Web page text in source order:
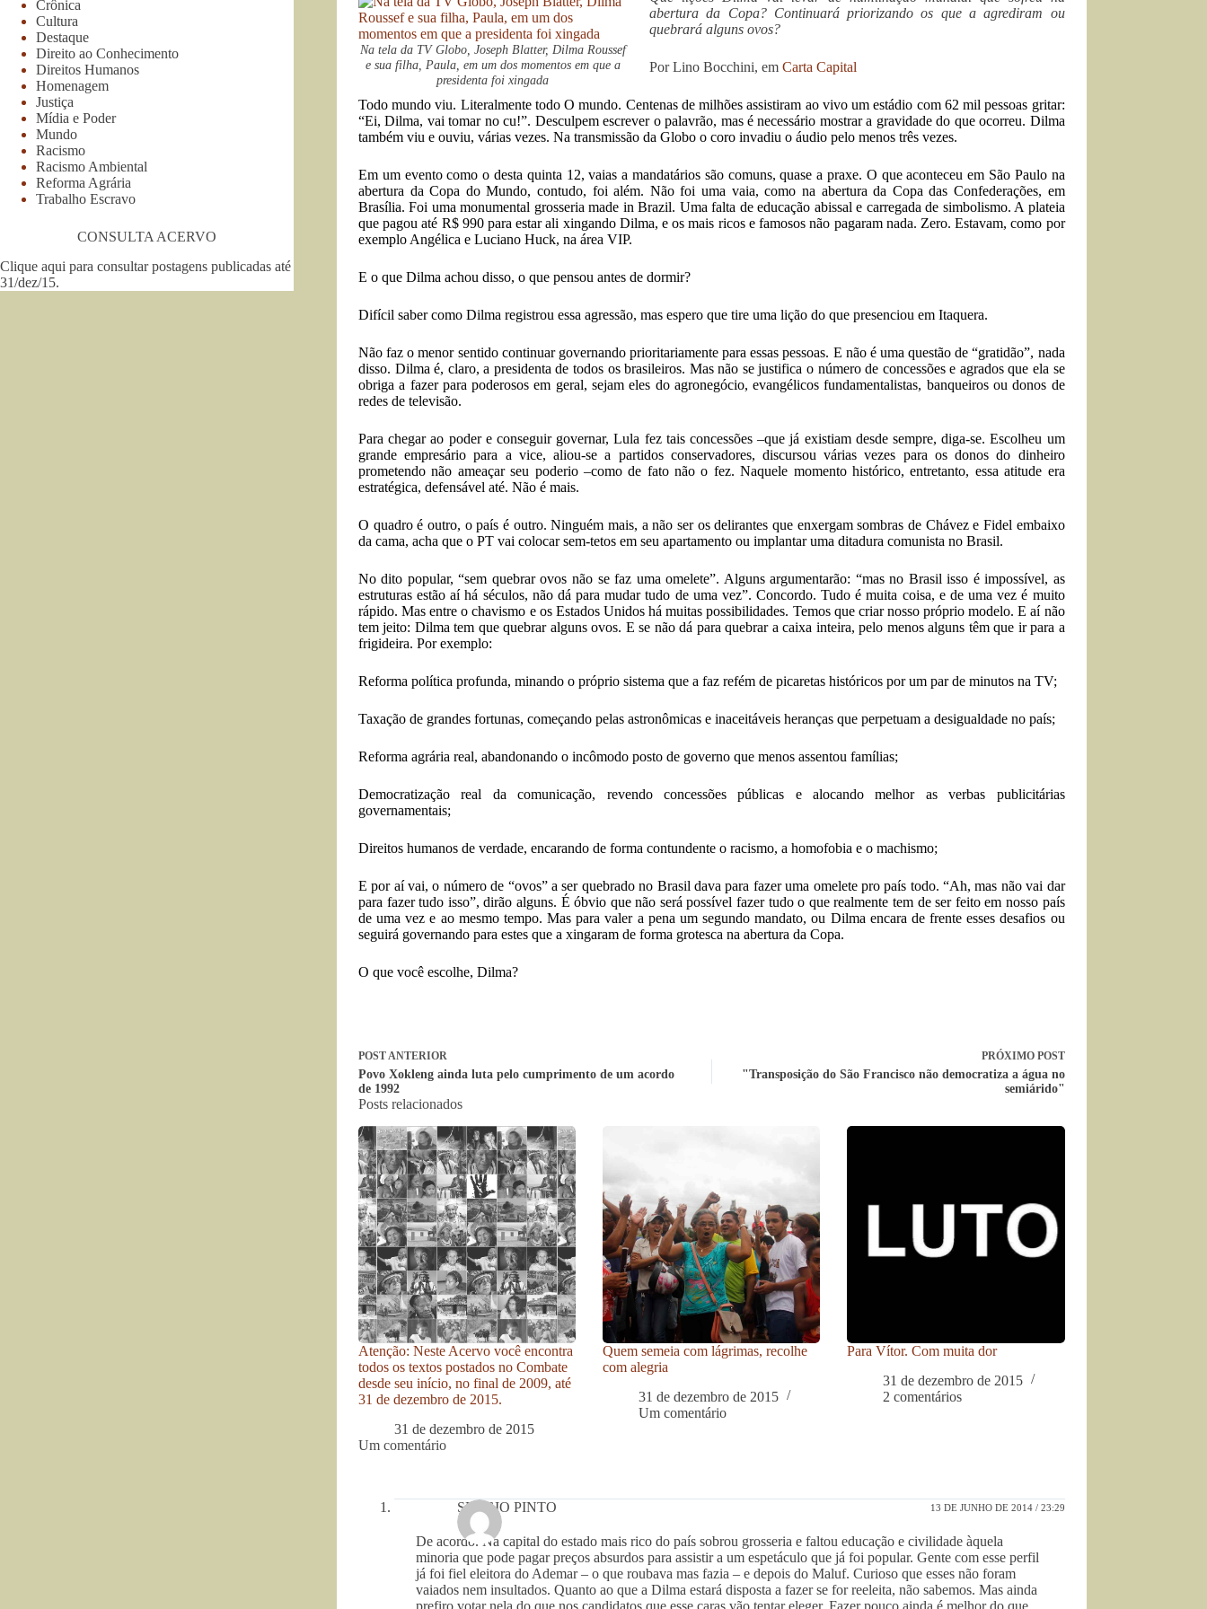
Na tela da TV Globo, Joseph Blatter, Dilma Roussef
e sua filha, Paula, em um dos momentos em que a
presidenta foi xingada
abertura da Copa? Continuará priorizando os que a agrediram ou
quebrará alguns ovos?
Por Lino Bocchini, em Carta Capital
Todo mundo viu. Literalmente todo O mundo. Centenas de milhões assistiram ao vivo um estádio com 62 mil pessoas gritar:
“Ei, Dilma, vai tomar no cu!”. Desculpem escrever o palavrão, mas é necessário mostrar a gravidade do que ocorreu. Dilma
também viu e ouviu, várias vezes. Na transmissão da Globo o coro invadiu o áudio pelo menos três vezes.
Em um evento como o desta quinta 12, vaias a mandatários são comuns, quase a praxe. O que aconteceu em São Paulo na
abertura da Copa do Mundo, contudo, foi além. Não foi uma vaia, como na abertura da Copa das Confederações, em
Brasília. Foi uma monumental grosseria made in Brazil. Uma falta de educação abissal e carregada de simbolismo. A plateia
que pagou até R$ 990 para estar ali xingando Dilma, e os mais ricos e famosos não pagaram nada. Zero. Estavam, como por
exemplo Angélica e Luciano Huck, na área VIP.
E o que Dilma achou disso, o que pensou antes de dormir?
Difícil saber como Dilma registrou essa agressão, mas espero que tire uma lição do que presenciou em Itaquera.
Não faz o menor sentido continuar governando prioritariamente para essas pessoas. E não é uma questão de “gratidão”, nada
disso. Dilma é, claro, a presidenta de todos os brasileiros. Mas não se justifica o número de concessões e agrados que ela se
obriga a fazer para poderosos em geral, sejam eles do agronegócio, evangélicos fundamentalistas, banqueiros ou donos de
redes de televisão.
Para chegar ao poder e conseguir governar, Lula fez tais concessões –que já existiam desde sempre, diga-se. Escolheu um
grande empresário para a vice, aliou-se a partidos conservadores, discursou várias vezes para os donos do dinheiro
prometendo não ameaçar seu poderio –como de fato não o fez. Naquele momento histórico, entretanto, essa atitude era
estratégica, defensável até. Não é mais.
O quadro é outro, o país é outro. Ninguém mais, a não ser os delirantes que enxergam sombras de Chávez e Fidel embaixo
da cama, acha que o PT vai colocar sem-tetos em seu apartamento ou implantar uma ditadura comunista no Brasil.
No dito popular, “sem quebrar ovos não se faz uma omelete”. Alguns argumentarão: “mas no Brasil isso é impossível, as
estruturas estão aí há séculos, não dá para mudar tudo de uma vez”. Concordo. Tudo é muita coisa, e de uma vez é muito
rápido. Mas entre o chavismo e os Estados Unidos há muitas possibilidades. Temos que criar nosso próprio modelo. E aí não
tem jeito: Dilma tem que quebrar alguns ovos. E se não dá para quebrar a caixa inteira, pelo menos alguns têm que ir para a
frigideira. Por exemplo:
Reforma política profunda, minando o próprio sistema que a faz refém de picaretas históricos por um par de minutos na TV;
Taxação de grandes fortunas, começando pelas astronômicas e inaceitáveis heranças que perpetuam a desigualdade no país;
Reforma agrária real, abandonando o incômodo posto de governo que menos assentou famílias;
Democratização real da comunicação, revendo concessões públicas e alocando melhor as verbas publicitárias
governamentais;
Direitos humanos de verdade, encarando de forma contundente o racismo, a homofobia e o machismo;
E por aí vai, o número de “ovos” a ser quebrado no Brasil dava para fazer uma omelete pro país todo. “Ah, mas não vai dar
para fazer tudo isso”, dirão alguns. É óbvio que não será possível fazer tudo o que realmente tem de ser feito em nosso país
de uma vez e ao mesmo tempo. Mas para valer a pena um segundo mandato, ou Dilma encara de frente esses desafios ou
seguirá governando para estes que a xingaram de forma grotesca na abertura da Copa.
O que você escolhe, Dilma?
POSTANTERIOR
Povo Xokleng ainda luta pelo cumprimento de um acordo
de 1992
PRÓXIMO POST
"Transposição do São Francisco não democratiza a água no
semiárido"
Posts relacionados
Atenção: Neste Acervo você encontra
todos os textos postados no Combate
desde seu início, no final de 2009, até
31 de dezembro de 2015.
31 de dezembro de 2015
Quem semeia com lágrimas, recolhe
com alegria
31 de dezembro de 2015
Um comentário
Para Vítor. Com muita dor
31 de dezembro de 2015
2 comentários
Um comentário
SERGIO PINTO 13 DE JUNHO DE 2014 / 23:29
De acordo. Na capital do estado mais rico do país sobrou grosseria e faltou educação e civilidade àquela
minoria que pode pagar preços absurdos para assistir a um espetáculo que já foi popular. Gente com esse perfil
já foi fiel eleitora do Ademar – o que roubava mas fazia – e depois do Maluf. Curioso que esses não foram
vaiados nem insultados. Quanto ao que a Dilma estará disposta a fazer se for reeleita, não sabemos. Mas ainda
prefiro votar nela do que nos candidatos que esse caras vão tentar eleger. Fazer pouco ainda é melhor do que
Crônica
Cultura
Destaque
Direito ao Conhecimento
Direitos Humanos
Homenagem
Justiça
Mídia e Poder
Mundo
Racismo
Racismo Ambiental
Reforma Agrária
Trabalho Escravo
CONSULTA ACERVO
Clique aqui para consultar postagens publicadas até
31/dez/15.